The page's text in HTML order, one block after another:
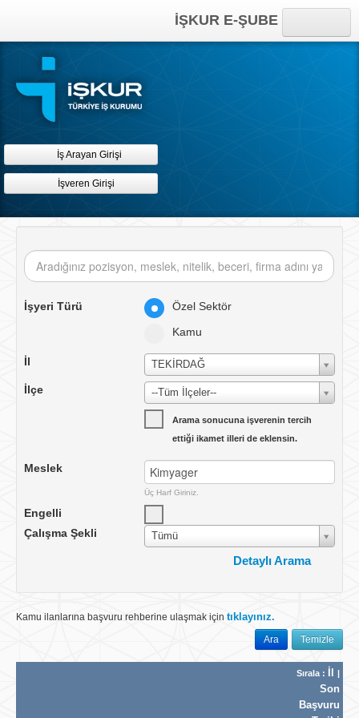
İŞKUR E-ŞUBE
Online İşlemler
İş Arayan Girişi
İşveren Girişi
İşyeri Türü
Özel Sektör
Kamu
İl TEKİRDAĞ
İlçe --Tüm İlçeler--
Arama sonucuna işverenin tercih
ettiği ikamet illeri de eklensin.
Meslek
Üç Harf Giriniz.
Engelli
Çalışma Şekli
Tümü
Detaylı Arama
Ülke TÜRKİYE
Kamu ilanlarına başvuru rehberine ulaşmak için tıklayınız.
Ara Temizle
Sırala : |
Son
Başvuru